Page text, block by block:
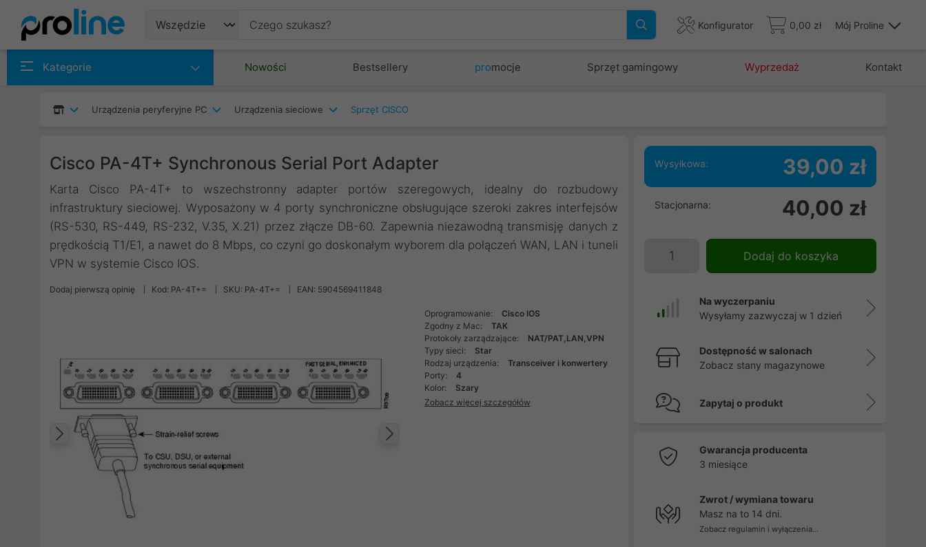
Konfigurator 0,00 zł Mój Proline
Kategorie Nowości Bestsellery promocje Sprzęt gamingowy Wyprzedaż Kontakt
Urządzenia peryferyjne PC Urządzenia sieciowe Sprzęt CISCO
Cisco PA-4T+ Synchronous Serial Port Adapter
Karta Cisco PA-4T+ to wszechstronny adapter portów szeregowych, idealny do rozbudowy
infrastruktury sieciowej. Wyposażony w 4 porty synchroniczne obsługujące szeroki zakres interfejsów
(RS-530, RS-449, RS-232, V.35, X.21) przez złącze DB-60. Zapewnia niezawodną transmisję danych z
prędkością T1/E1, a nawet do 8 Mbps, co czyni go doskonałym wyborem dla połączeń WAN, LAN i tuneli
VPN w systemie Cisco IOS.
Dodaj pierwszą opinię Kod: PA-4T+= SKU: PA-4T+= EAN: 5904569411848
Poprzedni
Oprogramowanie:
Cisco IOS
Zgodny z Mac:
TAK
Protokoły zarządzające:
NAT/PAT,LAN,VPN
Typy sieci:
Star
Rodzaj urządzenia:
Transceiver i konwertery
Porty:
4
Kolor:
Szary
Zobacz więcej szczegółów
Wysyłkowa: 39,00 zł
Stacjonarna: 40,00 zł
Dodaj do koszyka
Na wyczerpaniu
Wysyłamy zazwyczaj w 1 dzień
Dostępność w salonach
Zobacz stany magazynowe
Zapytaj o produkt
Gwarancja producenta
3 miesiące
Zwrot / wymiana towaru
Masz na to 14 dni.
Zobacz regulamin i wyłączenia...